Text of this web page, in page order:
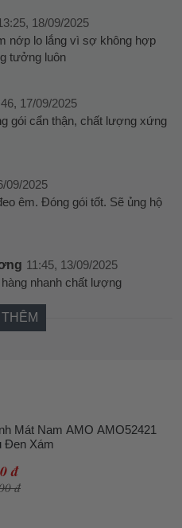
18/09/2025
nớp lo lắng vì sợ không hợp
tưởng luôn
17/09/2025
gói cẩn thận, chất lượng xứng
09/2025
êm. Đóng gói tốt. Sẽ ủng hộ
11:45, 13/09/2025
nhanh chất lượng
Mát Nam AMO AMO52421
Đen Xám
đ
đ